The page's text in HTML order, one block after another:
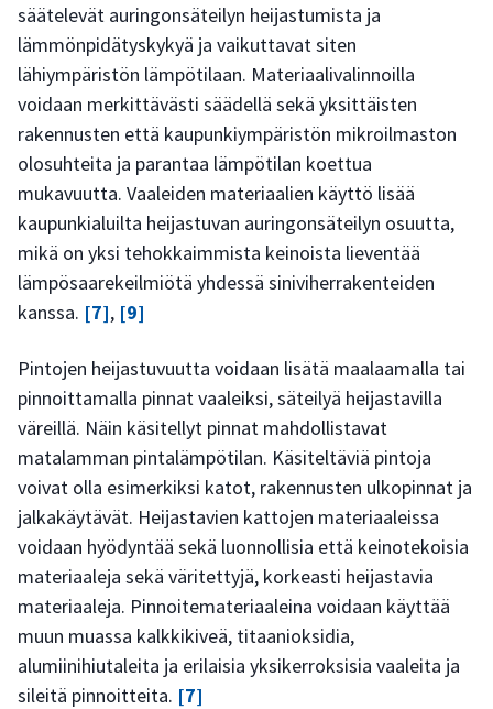
säätelevät auringonsäteilyn heijastumista ja
lämmönpidätyskykyä ja vaikuttavat siten
lähiympäristön lämpötilaan. Materiaalivalinnoilla
voidaan merkittävästi säädellä sekä yksittäisten
rakennusten että kaupunkiympäristön mikroilmaston
olosuhteita ja parantaa lämpötilan koettua
mukavuutta. Vaaleiden materiaalien käyttö lisää
kaupunkialuilta heijastuvan auringonsäteilyn osuutta,
mikä on yksi tehokkaimmista keinoista lieventää
lämpösaarekeilmiötä yhdessä siniviherrakenteiden
kanssa. [7], [9]
Pintojen heijastuvuutta voidaan lisätä maalaamalla tai
pinnoittamalla pinnat vaaleiksi, säteilyä heijastavilla
väreillä. Näin käsitellyt pinnat mahdollistavat
matalamman pintalämpötilan. Käsiteltäviä pintoja
voivat olla esimerkiksi katot, rakennusten ulkopinnat ja
jalkakäytävät. Heijastavien kattojen materiaaleissa
voidaan hyödyntää sekä luonnollisia että keinotekoisia
materiaaleja sekä väritettyjä, korkeasti heijastavia
materiaaleja. Pinnoitemateriaaleina voidaan käyttää
muun muassa kalkkikiveä, titaanioksidia,
alumiinihiutaleita ja erilaisia yksikerroksisia vaaleita ja
sileitä pinnoitteita. [7]